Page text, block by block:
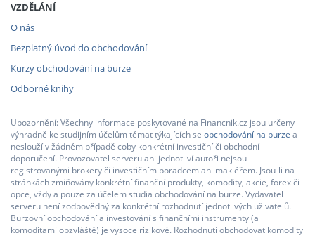
VZDĚLÁNÍ
O nás
Bezplatný úvod do obchodování
Kurzy obchodování na burze
Odborné knihy
Upozornění: Všechny informace poskytované na Financnik.cz jsou určeny
výhradně ke studijním účelům témat týkajících se obchodování na burze a
neslouží v žádném případě coby konkrétní investiční či obchodní
doporučení. Provozovatel serveru ani jednotliví autoři nejsou
registrovanými brokery či investičním poradcem ani makléřem. Jsou-li na
stránkách zmiňovány konkrétní finanční produkty, komodity, akcie, forex či
opce, vždy a pouze za účelem studia obchodování na burze. Vydavatel
serveru není zodpovědný za konkrétní rozhodnutí jednotlivých uživatelů.
Burzovní obchodování a investování s finančními instrumenty (a
komoditami obzvláště) je vysoce rizikové. Rozhodnutí obchodovat komodity